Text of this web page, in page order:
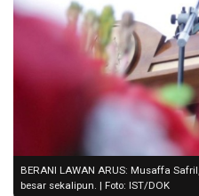
BERANI LAWAN ARUS: Musaffa
besar sekalipun. | Foto: IST/DOK